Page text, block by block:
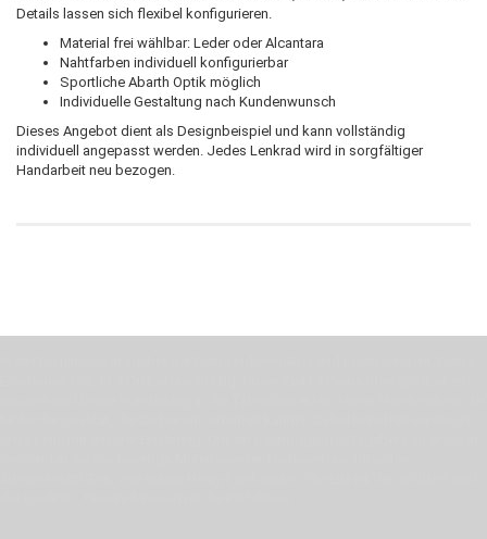
Details lassen sich flexibel konfigurieren.
Material frei wählbar: Leder oder Alcantara
Nahtfarben individuell konfigurierbar
Sportliche Abarth Optik möglich
Individuelle Gestaltung nach Kundenwunsch
Dieses Angebot dient als Designbeispiel und kann vollständig
individuell angepasst werden. Jedes Lenkrad wird in sorgfältiger
Handarbeit neu bezogen.